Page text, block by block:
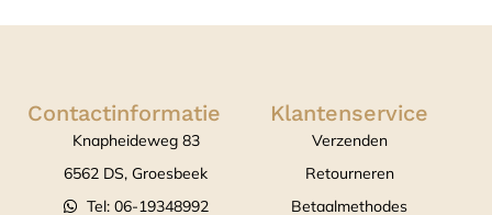
Contactinformatie
Knapheideweg 83
6562 DS, Groesbeek
Tel: 06-19348992
Klantenservice
Verzenden
Retourneren
Betaalmethodes